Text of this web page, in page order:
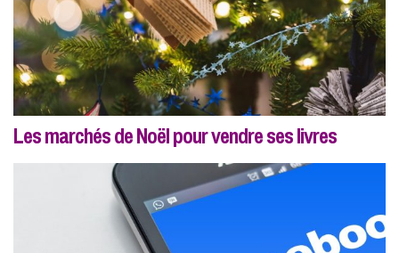
Les marchés de Noël pour vendre ses livres